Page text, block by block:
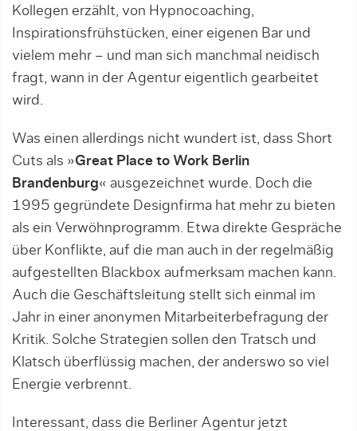
Kollegen erzählt, von Hypnocoaching,
Inspirationsfrühstücken, einer eigenen Bar und
vielem mehr – und man sich manchmal neidisch
fragt, wann in der Agentur eigentlich gearbeitet
wird.
Was einen allerdings nicht wundert ist, dass Short
Cuts als »Great Place to Work Berlin
Brandenburg« ausgezeichnet wurde. Doch die
1995 gegründete Designfirma hat mehr zu bieten
als ein Verwöhnprogramm. Etwa direkte Gespräche
über Konflikte, auf die man auch in der regelmäßig
aufgestellten Blackbox aufmerksam machen kann.
Auch die Geschäftsleitung stellt sich einmal im
Jahr in einer anonymen Mitarbeiterbefragung der
Kritik. Solche Strategien sollen den Tratsch und
Klatsch überflüssig machen, der anderswo so viel
Energie verbrennt.
Interessant, dass die Berliner Agentur jetzt